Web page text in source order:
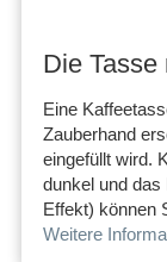
Die Tasse
Eine
Zauberhand
eingefüllt wird.
dunkel und
Effekt) können
Weitere